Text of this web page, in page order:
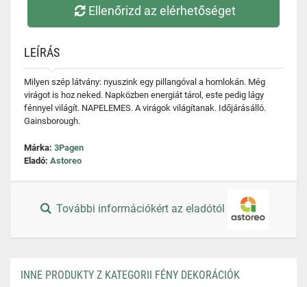
Ellenőrizd az elérhetőséget
LEÍRÁS
Milyen szép látvány: nyuszink egy pillangóval a homlokán. Még
virágot is hoz neked. Napközben energiát tárol, este pedig lágy
fénnyel világít. NAPELEMES. A virágok világítanak. Időjárásálló.
Gainsborough.
Márka: 3Pagen
Eladó: Astoreo
További információkért az eladótól
INNE PRODUKTY Z KATEGORII FÉNY DEKORÁCIÓK